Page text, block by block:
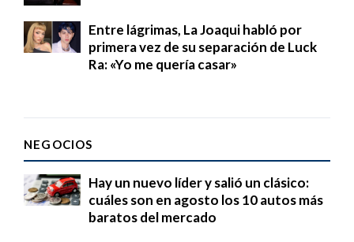
Entre lágrimas, La Joaqui habló por
primera vez de su separación de Luck
Ra: «Yo me quería casar»
NEGOCIOS
Hay un nuevo líder y salió un clásico:
cuáles son en agosto los 10 autos más
baratos del mercado